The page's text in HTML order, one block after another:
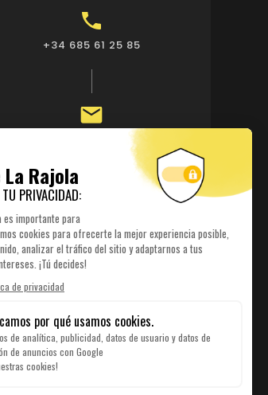

+34 685 61 25 85

publi@elreidelarajola.com